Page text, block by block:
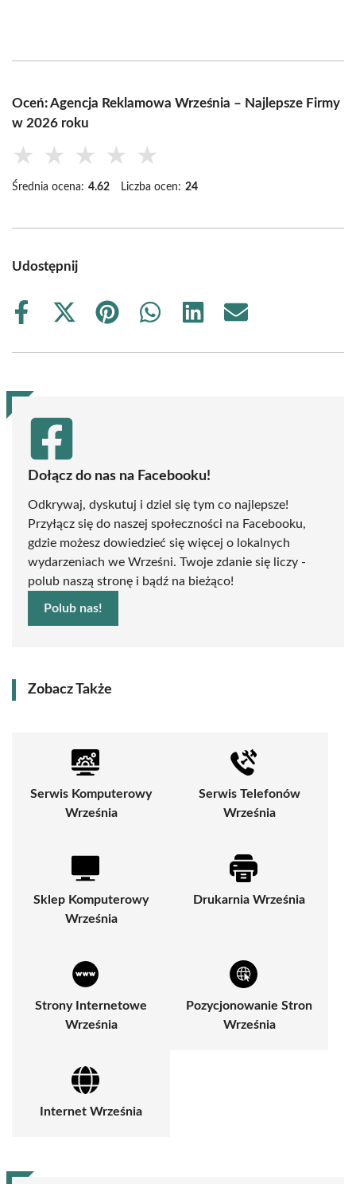
Oceń: Agencja Reklamowa Września – Najlepsze Firmy
w 2026 roku
★ ★ ★ ★ ★
Średnia ocena: 4.62 Liczba ocen: 24
Udostępnij
Share
Share
(Twitter)
Share
Share
Share
Share
Dołącz do nas na Facebooku!
Odkrywaj, dyskutuj i dziel się tym co najlepsze!
Przyłącz się do naszej społeczności na Facebooku,
gdzie możesz dowiedzieć się więcej o lokalnych
wydarzeniach we Wrześni. Twoje zdanie się liczy -
polub naszą stronę i bądź na bieżąco!
Polub nas!
Zobacz Także
Serwis Komputerowy
Września
Serwis Telefonów
Września
Sklep Komputerowy
Września
Drukarnia Września
Strony Internetowe
Września
Pozycjonowanie Stron
Września
Internet Września